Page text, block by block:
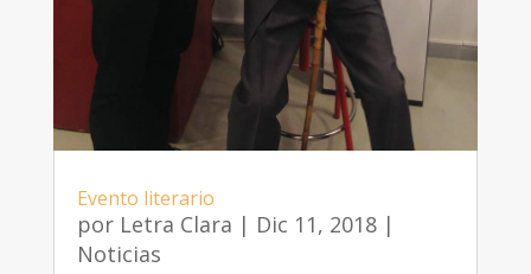
Evento literario
por Letra Clara | Dic 11, 2018|
Noticias